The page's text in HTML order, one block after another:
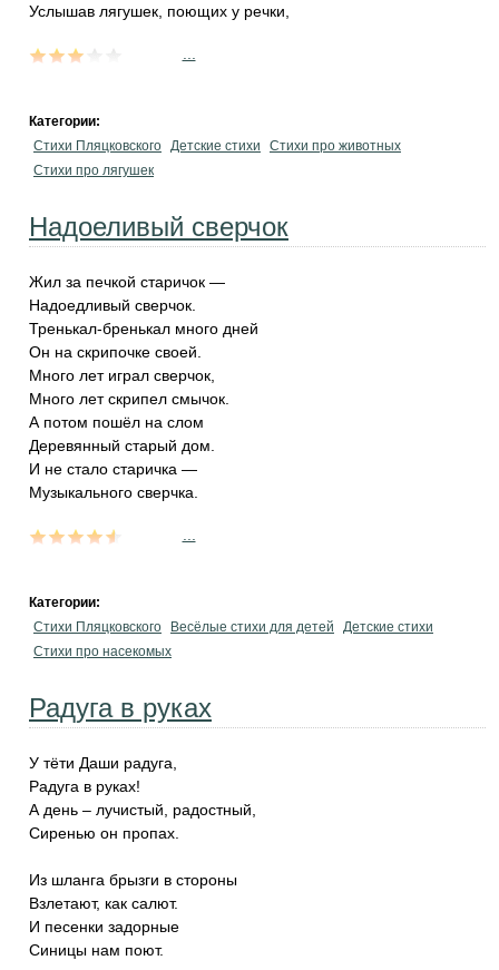
Услышав лягушек, поющих у речки,
Категории:
Стихи Пляцковского Детские стихи
Стихи про животных
Стихи про лягушек
Надоеливый сверчок
Жил за печкой старичок —
Надоедливый сверчок.
Тренькал-бренькал много дней
Он на скрипочке своей.
Много лет играл сверчок,
Много лет скрипел смычок.
А потом пошёл на слом
Деревянный старый дом.
И не стало старичка —
Музыкального сверчка.
Категории:
Стихи Пляцковского
Весёлые стихи для детей
Детские стихи
Стихи про насекомых
Радуга в руках
У тёти Даши радуга,
Радуга в руках!
А день – лучистый, радостный,
Сиренью он пропах.
Из шланга брызги в стороны
Взлетают, как салют.
И песенки задорные
Синицы нам поют.